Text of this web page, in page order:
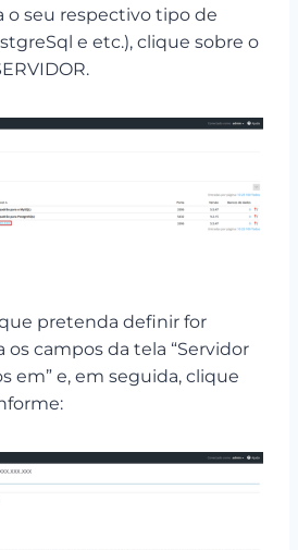
o seu respectivo tipo de
e etc.), clique sobre o
que pretenda definir for
campos da tela “Servidor
em” e, em seguida, clique